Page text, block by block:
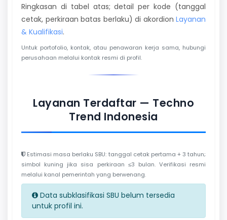
Ringkasan di tabel atas; detail per kode (tanggal
cetak, perkiraan batas berlaku) di akordion Layanan
& Kualifikasi.
Untuk portofolio, kontak, atau penawaran kerja sama, hubungi
perusahaan melalui kontak resmi di profil.
Layanan Terdaftar — Techno
Trend Indonesia
Estimasi masa berlaku SBU: tanggal cetak pertama + 3 tahun;
simbol kuning jika sisa perkiraan ≤3 bulan. Verifikasi resmi
melalui kanal pemerintah yang berwenang.
Data subklasifikasi SBU belum tersedia
untuk profil ini.